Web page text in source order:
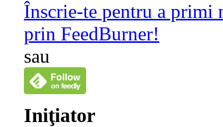
Înscrie-te pentru a primi
prin FeedBurner!
sau
Iniţiator